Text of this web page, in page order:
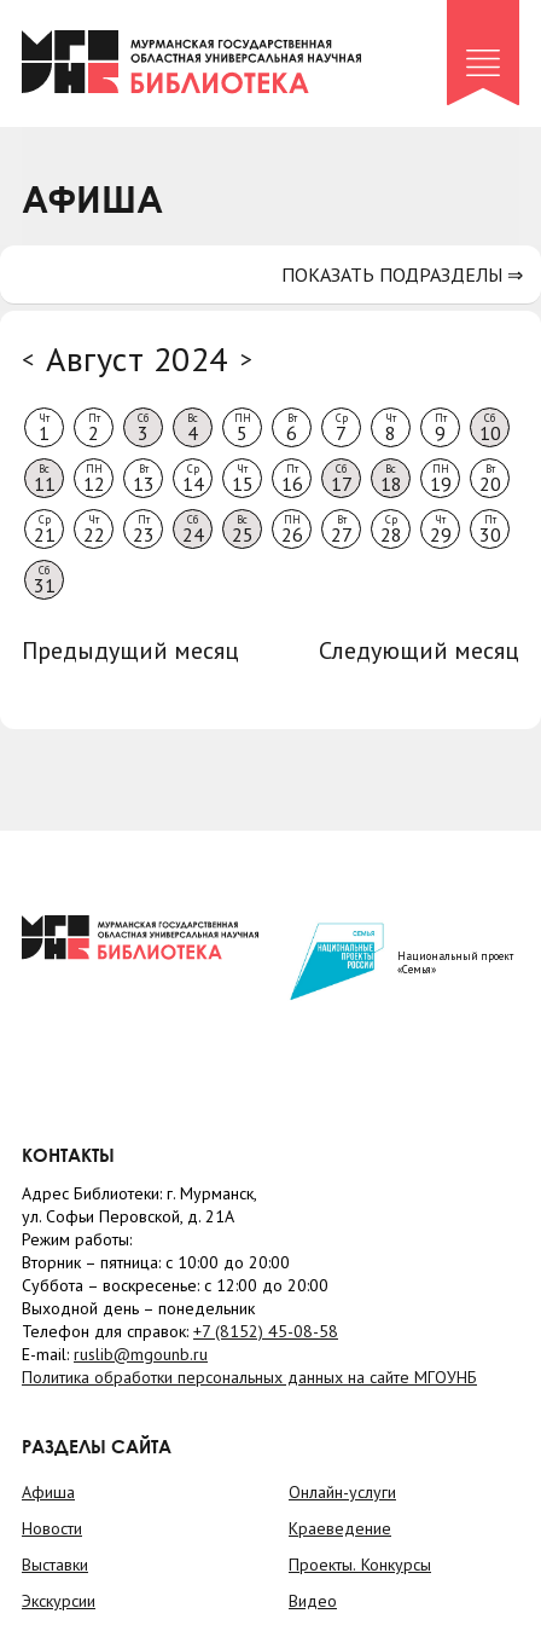
Клуб «Гиря и сельдерей»
Клуб «Семейный архив»
Коллегам
АФИША
< Август 2024 >
Чт
1
Пт
2
Сб
3
Вс
4
ПН
5
Вт
6
Ср
7
Чт
8
Пт
9
Сб
10
Вс
11
ПН
12
Вт
13
Ср
14
Чт
15
Пт
16
Сб
17
Вс
18
ПН
19
Вт
20
Ср
21
Чт
22
Пт
23
Сб
24
Вс
25
ПН
26
Вт
27
Ср
28
Чт
29
Пт
30
Сб
31
Предыдущий месяц Следующий месяц
ПОКАЗАТЬ ПОДРАЗДЕЛЫ ⇒
Национальный проект
«Семья»
КОНТАКТЫ
Адрес Библиотеки: г. Мурманск,
ул. Софьи Перовской, д. 21А
Режим работы:
Вторник – пятница: с 10:00 до 20:00
Суббота – воскресенье: c 12:00 до 20:00
Выходной день – понедельник
Телефон для справок: +7 (8152) 45-08-58
E-mail: ruslib@mgounb.ru
Политика обработки персональных данных на сайте МГОУНБ
РАЗДЕЛЫ САЙТА
Афиша
Новости
Выставки
Экскурсии
Онлайн-услуги
Краеведение
Проекты. Конкурсы
Видео